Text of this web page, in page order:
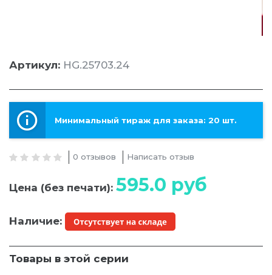
Артикул: HG.25703.24
Минимальный тираж для заказа: 20 шт.
0 отзывов Написать отзыв
Цена (без печати): 595.0 руб
Наличие:
Товары в этой серии